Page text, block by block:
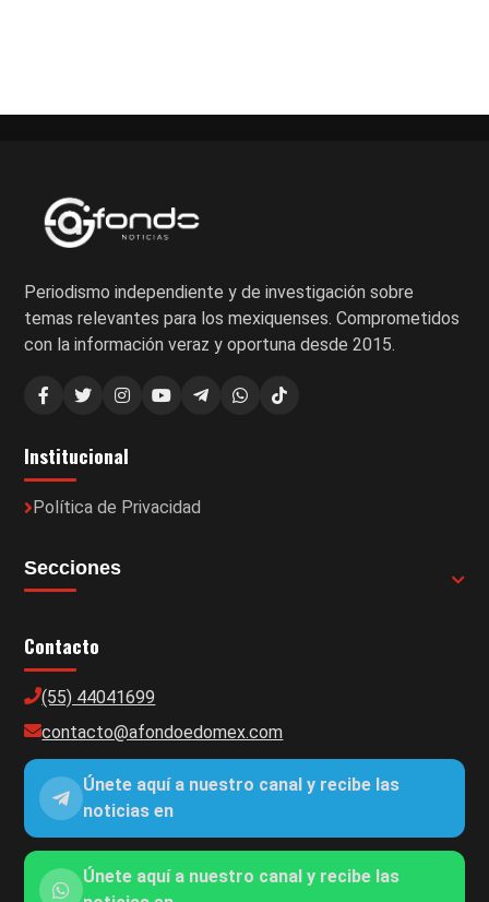
Periodismo independiente y de investigación sobre
temas relevantes para los mexiquenses. Comprometidos
con la información veraz y oportuna desde 2015.
Institucional
Política de Privacidad
Secciones
Contacto
(55) 44041699
contacto@afondoedomex.com
Únete aquí a nuestro canal y recibe las
noticias en
Únete aquí a nuestro canal y recibe las